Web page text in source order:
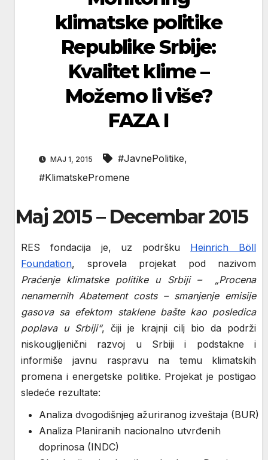
klimatske politike
Republike Srbije:
Kvalitet klime –
Možemo li više?
FAZA I
МАЈ 1, 2015 #JavnePolitike,
#KlimatskePromene
Maj 2015 – Decembar 2015
RES fondacija je, uz podršku Heinrich Böll
Foundation, sprovela projekat pod nazivom
Praćenje klimatske politike u Srbiji – „Procena
nenamernih Abatement costs – smanjenje emisije
gasova sa efektom staklene bašte kao posledica
poplava u Srbiji“, čiji je krajnji cilj bio da podrži
niskougljenični razvoj u Srbiji i podstakne i
informiše javnu raspravu na temu klimatskih
promena i energetske politike. Projekat je postigao
sledeće rezultate:
Analiza dvogodišnjeg ažuriranog izveštaja (BUR)
Analiza Planiranih nacionalno utvrđenih
doprinosa (INDC)